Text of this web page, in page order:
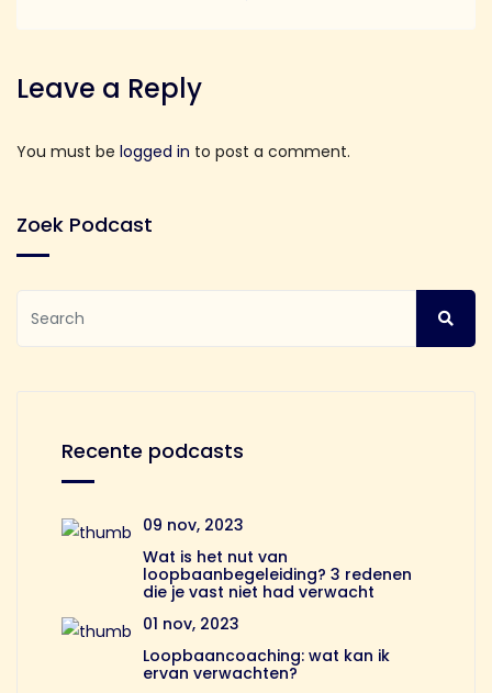
Leave a Reply
You must be logged in to post a comment.
Zoek Podcast
Recente podcasts
09 nov, 2023
Wat is het nut van
loopbaanbegeleiding? 3 redenen
die je vast niet had verwacht
01 nov, 2023
Loopbaancoaching: wat kan ik
ervan verwachten?